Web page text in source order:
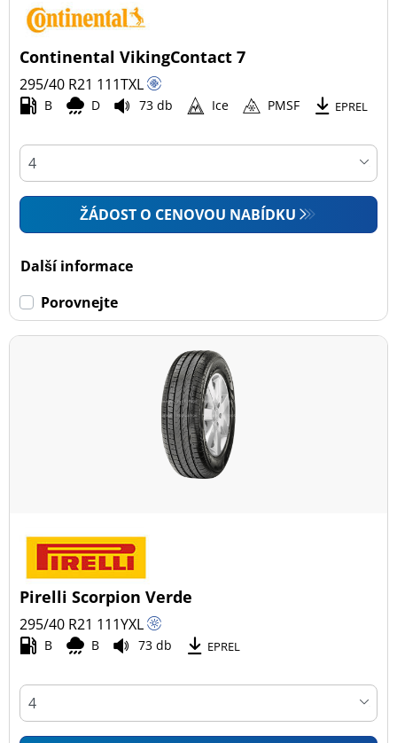
Continental VikingContact 7
295/40 R21 111TXL
B D 73 db Ice PMSF EPREL
ŽÁDOST O CENOVOU NABÍDKU
Další informace
Porovnejte
Pirelli Scorpion Verde
295/40 R21 111YXL
B B 73 db EPREL